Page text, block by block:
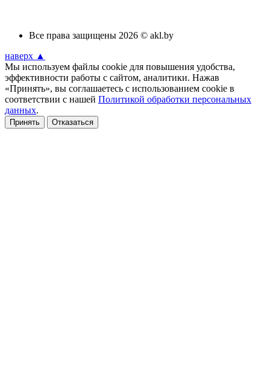
Все права защищены 2026 © akl.by
наверх ▲
Мы используем файлы cookie для повышения удобства,
эффективности работы с сайтом, аналитики. Нажав
«Принять», вы соглашаетесь с использованием cookie в
соответствии с нашей Политикой обработки персональных
данных.
Принять Отказаться